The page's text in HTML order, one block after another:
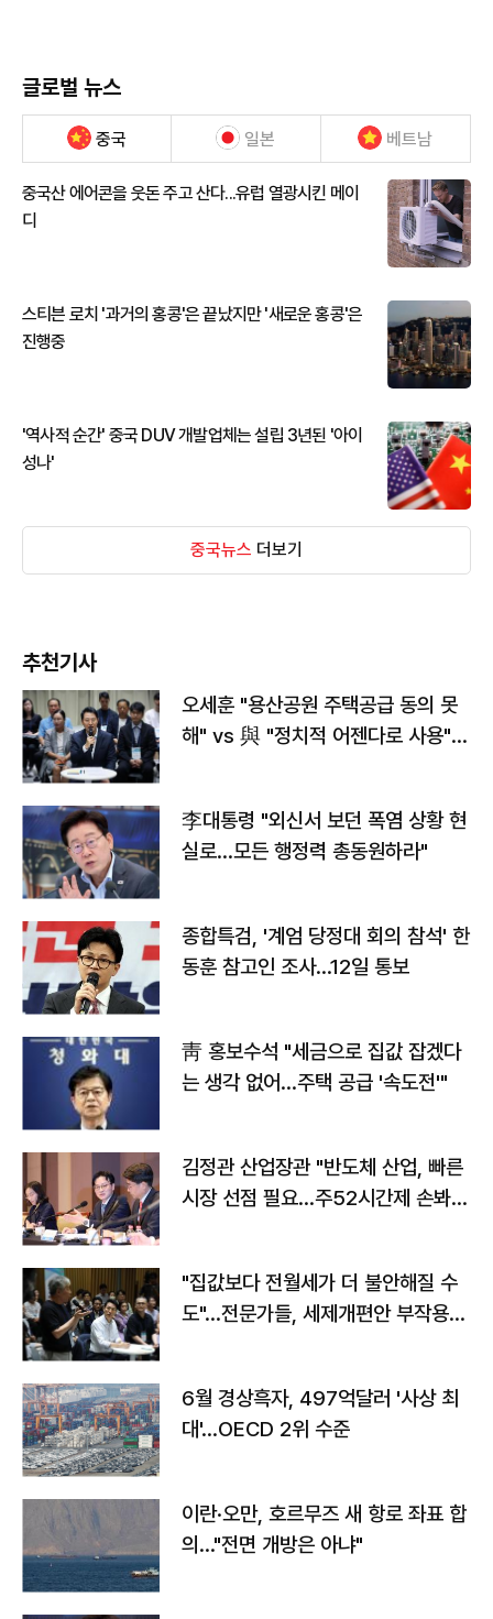
글로벌 뉴스
중국 일본 베트남
중국산 에어콘을 웃돈 주고 산다...유럽 열광시킨 메이
디
스티븐 로치 '과거의 홍콩'은 끝났지만 '새로운 홍콩'은
진행중
'역사적 순간' 중국 DUV 개발업체는 설립 3년된 '아이
성나'
중국뉴스 더보기
추천기사
오세훈 "용산공원 주택공급 동의 못
해" vs 與 "정치적 어젠다로 사용"
李대통령 "외신서 보던 폭염 상황 현
실로…모든 행정력 총동원하라"
종합특검, '계엄 당정대 회의 참석' 한
동훈 참고인 조사...12일 통보
靑 홍보수석 "세금으로 집값 잡겠다
는 생각 없어…주택 공급 '속도전'"
김정관 산업장관 "반도체 산업, 빠른
시장 선점 필요…주52시간제 손봐
"집값보다 전월세가 더 불안해질 수
도"…전문가들, 세제개편안 부작용
6월 경상흑자, 497억달러 '사상 최
대'…OECD 2위 수준
이란·오만, 호르무즈 새 항로 좌표 합
의…"전면 개방은 아냐"